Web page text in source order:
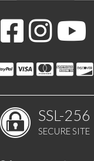
SSL-256
SECURE SITE